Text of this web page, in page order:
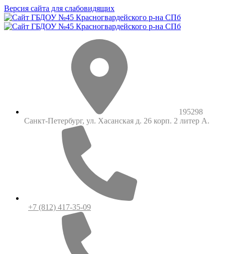
Версия сайта для слабовидящих
195298
Санкт-Петербург, ул. Хасанская д. 26 корп. 2 литер А.
+7 (812) 417-35-09